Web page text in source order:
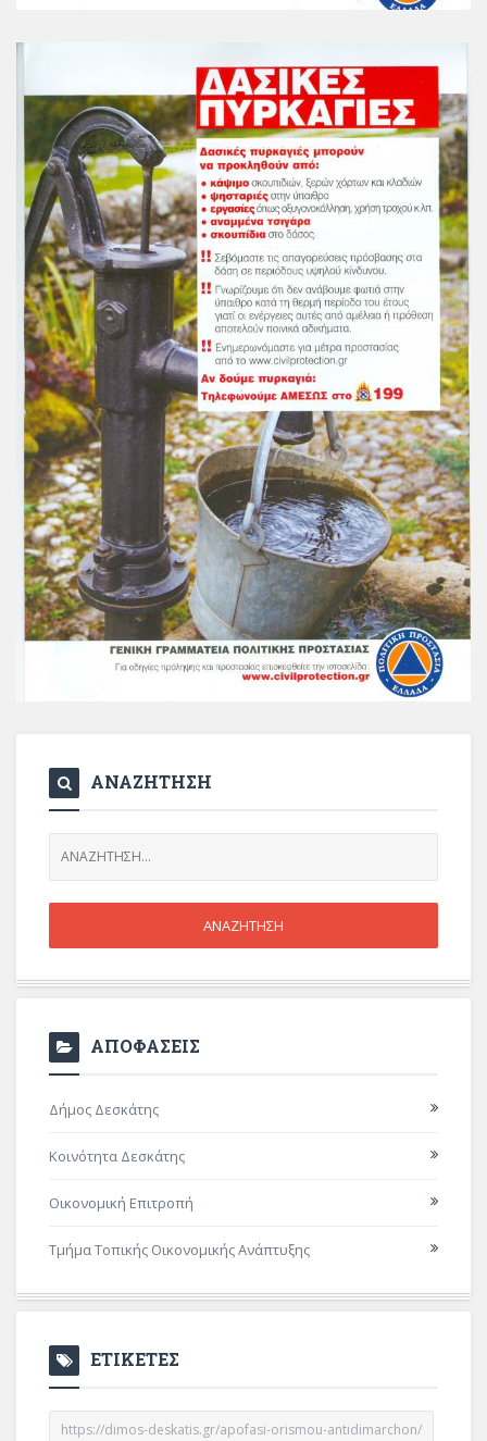
ΑΝΑΖΗΤΗΣΗ
ΑΠΟΦΑΣΕΙΣ
Δήμος Δεσκάτης
Κοινότητα Δεσκάτης
Οικονομική Επιτροπή
Τμήμα Τοπικής Οικονομικής Ανάπτυξης
ΕΤΙΚΕΤΕΣ
https://dimos-deskatis.gr/apofasi-orismou-antidimarchon/